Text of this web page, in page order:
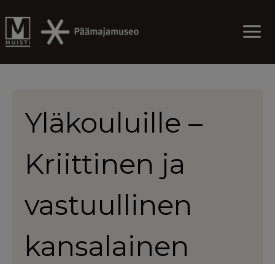
to
content
Yläkouluille –
Kriittinen ja
vastuullinen
kansalainen